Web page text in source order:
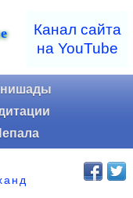
Канал сайта
на YouTube